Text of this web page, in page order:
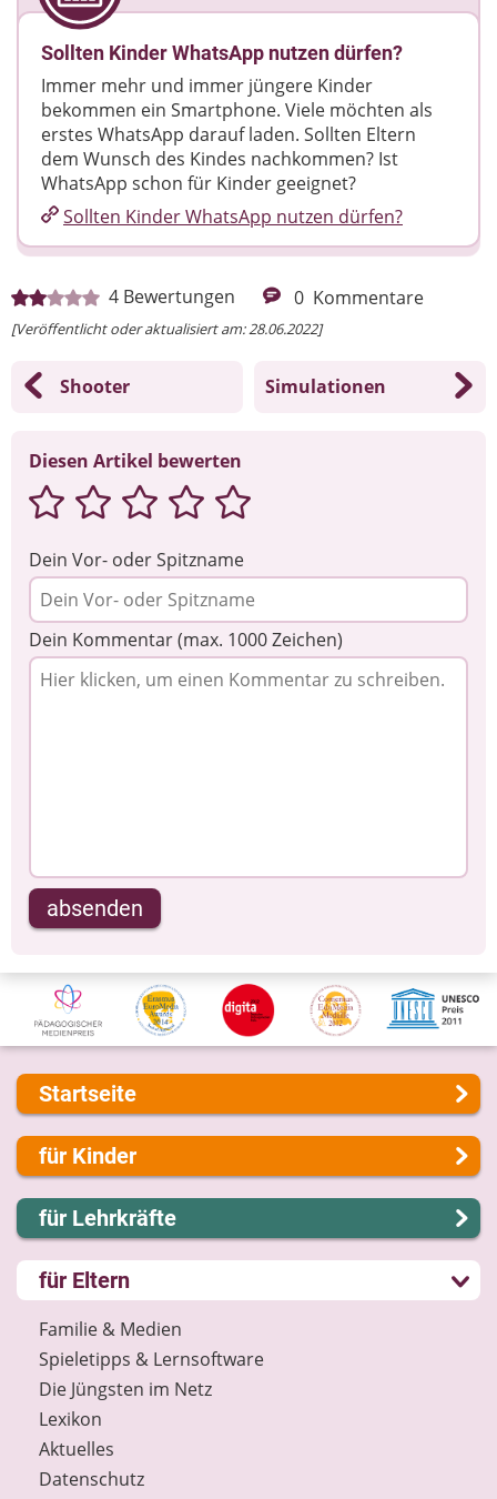
4 Bewertungen 0 Kommentare
[Veröffentlicht oder aktualisiert am: 28.06.2022]
Shooter Simulationen
Diesen Artikel bewerten
Dein Vor- oder Spitzname
Dein Kommentar (max. 1000 Zeichen)
absenden
Sollten Kinder WhatsApp nutzen dürfen?
Immer mehr und immer jüngere Kinder
bekommen ein Smartphone. Viele möchten als
erstes WhatsApp darauf laden. Sollten Eltern
dem Wunsch des Kindes nachkommen? Ist
WhatsApp schon für Kinder geeignet?
Sollten Kinder WhatsApp nutzen dürfen?
Startseite
Über uns
Presse
Kontakt
Impressum
Internet-ABC Sitemap
Barrierefreiheit
Länderprojekte
für Kinder
Lernen und Schule
Hobby und Freizeit
Spiel und Spaß
Mitreden und Mitmachen
Lexikon
Datenschutz
Newsletter
für Lehrkräfte
Lernmodule
Unterrichts­materialien
Internet-ABC-Schule
Praxishilfen
Aktuelles
Materialbestellung
Lexikon
Datenschutz
für Eltern
Familie & Medien
Spieletipps & Lernsoftware
Die Jüngsten im Netz
Lexikon
Aktuelles
Datenschutz